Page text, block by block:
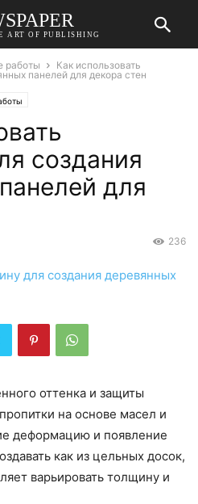
ART OF PUBLISHING
работы
Как использовать
панелей для декора стен
создания
для
236
оттенка и защиты
на основе масел и
деформацию и появление
как из цельных досок,
варьировать толщину и